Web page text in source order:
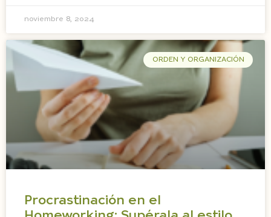
noviembre 8, 2024
ORDEN Y ORGANIZACIÓN
Procrastinación en el